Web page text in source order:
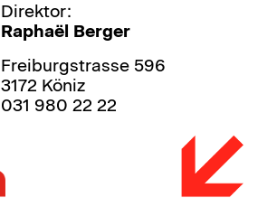
Direktor:
Raphaël Berger
Freiburgstrasse 596
3172 Köniz
031 980 22 22